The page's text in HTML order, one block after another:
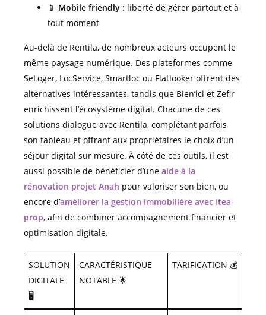
📱 Mobile friendly : liberté de gérer partout et à
tout moment
Au-delà de Rentila, de nombreux acteurs occupent le
même paysage numérique. Des plateformes comme
SeLoger, LocService, Smartloc ou Flatlooker offrent des
alternatives intéressantes, tandis que Bien’ici et Zefir
enrichissent l’écosystème digital. Chacune de ces
solutions dialogue avec Rentila, complétant parfois
son tableau et offrant aux propriétaires le choix d’un
séjour digital sur mesure. À côté de ces outils, il est
aussi possible de bénéficier d’une aide à la
rénovation projet Anah pour valoriser son bien, ou
encore d’améliorer la gestion immobilière avec Itea
prop, afin de combiner accompagnement financier et
optimisation digitale.
SOLUTION
DIGITALE
🖥️
CARACTÉRISTIQUE
NOTABLE 🌟
TARIFICATION 💰